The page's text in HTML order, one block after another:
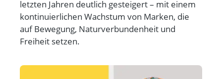
letzten Jahren deutlich gesteigert – mit einem
kontinuierlichen Wachstum von Marken, die
auf Bewegung, Naturverbundenheit und
Freiheit setzen.